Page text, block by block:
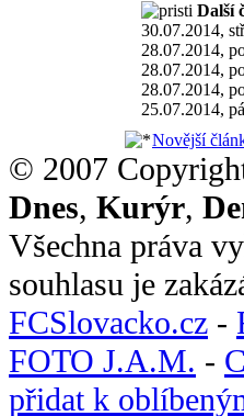
Další
30.07.2014,
28.07.2014,
28.07.2014,
28.07.2014,
25.07.2014,
Novější
© 2007
Dnes, Kurýr,
Všechna práva
souhlasu je
FCSlovacko.cz -
FOTO J.A.M. -
přidat k